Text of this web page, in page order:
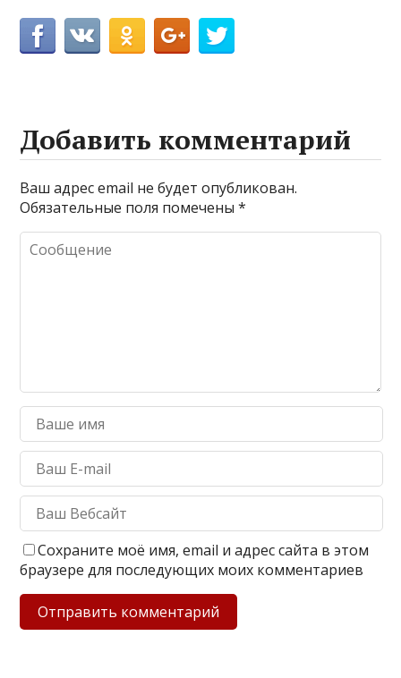
Добавить комментарий
Ваш адрес email не будет опубликован.
Обязательные поля помечены*
Сохраните моё имя, email и адрес сайта в этом
браузере для последующих моих комментариев